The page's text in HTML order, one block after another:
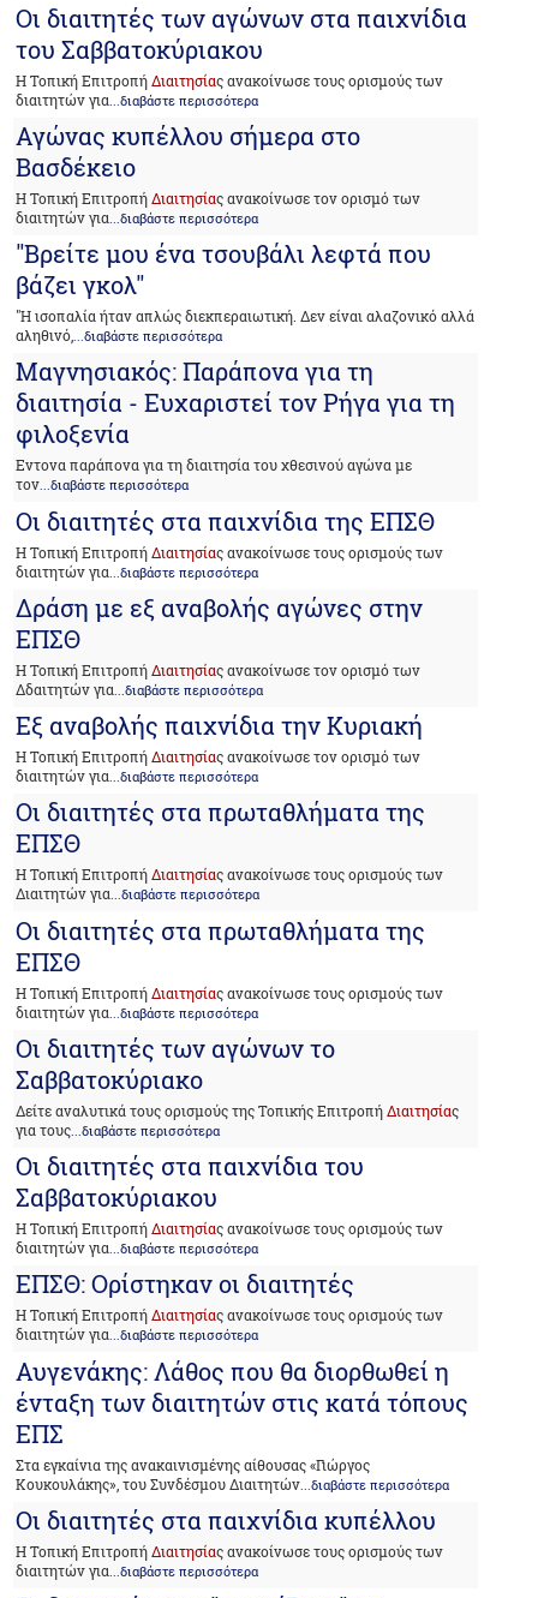
Οι διαιτητές των αγώνων στα παιχνίδια
του Σαββατοκύριακου
Η Τοπική ΕπιτροπήΔιαιτησίας ανακοίνωσε τους ορισμούς των
διαιτητών για ...διαβάστε περισσότερα
Αγώνας κυπέλλου σήμερα στο
Βασδέκειο
Η Τοπική ΕπιτροπήΔιαιτησίας ανακοίνωσε τον ορισμό των
διαιτητών για...διαβάστε περισσότερα
"Βρείτε μου ένα τσουβάλι λεφτά που
βάζει γκολ"
"Η ισοπαλία ήταν απλώς διεκπεραιωτική. Δεν είναι αλαζονικό αλλά
αληθινό,...διαβάστε περισσότερα
Μαγνησιακός: Παράπονα για τη
διαιτησία - Ευχαριστεί τον Ρήγα για τη
φιλοξενία
Εντονα παράπονα για τη διαιτησία του χθεσινού αγώνα με
τον...διαβάστε περισσότερα
Οι διαιτητές στα παιχνίδια της ΕΠΣΘ
Η Τοπική ΕπιτροπήΔιαιτησίας ανακοίνωσε τους ορισμούς των
διαιτητών για ...διαβάστε περισσότερα
Δράση με εξ αναβολής αγώνες στην
ΕΠΣΘ
Η Τοπική ΕπιτροπήΔιαιτησίας ανακοίνωσε τον ορισμό των
Δδαιτητών για...διαβάστε περισσότερα
Εξ αναβολής παιχνίδια την Κυριακή
Η Τοπική ΕπιτροπήΔιαιτησίας ανακοίνωσε τον ορισμό των
διαιτητών για...διαβάστε περισσότερα
Οι διαιτητές στα πρωταθλήματα της
ΕΠΣΘ
Η Τοπική ΕπιτροπήΔιαιτησίας ανακοίνωσε τους ορισμούς των
Διαιτητών για...διαβάστε περισσότερα
Οι διαιτητές στα πρωταθλήματα της
ΕΠΣΘ
Η Τοπική ΕπιτροπήΔιαιτησίας ανακοίνωσε τους ορισμούς των
διαιτητών για ...διαβάστε περισσότερα
Οι διαιτητές των αγώνων το
Σαββατοκύριακο
Δείτε αναλυτικά τους ορισμούς της Τοπικής ΕπιτροπήΔιαιτησίας
για τους...διαβάστε περισσότερα
Οι διαιτητές στα παιχνίδια του
Σαββατοκύριακου
Η Τοπική ΕπιτροπήΔιαιτησίας ανακοίνωσε τους ορισμούς των
διαιτητών για...διαβάστε περισσότερα
ΕΠΣΘ: Ορίστηκαν οι διαιτητές
Η Τοπική ΕπιτροπήΔιαιτησίας ανακοίνωσε τους ορισμούς των
διαιτητών για...διαβάστε περισσότερα
Αυγενάκης: Λάθος που θα διορθωθεί η
ένταξη των διαιτητών στις κατά τόπους
ΕΠΣ
Στα εγκαίνια της ανακαινισμένης αίθουσας «Γιώργος
Κουκουλάκης», του Συνδέσμου Διαιτητών ...διαβάστε περισσότερα
Οι διαιτητές στα παιχνίδια κυπέλλου
Η Τοπική ΕπιτροπήΔιαιτησίας ανακοίνωσε τους ορισμούς των
διαιτητών για...διαβάστε περισσότερα